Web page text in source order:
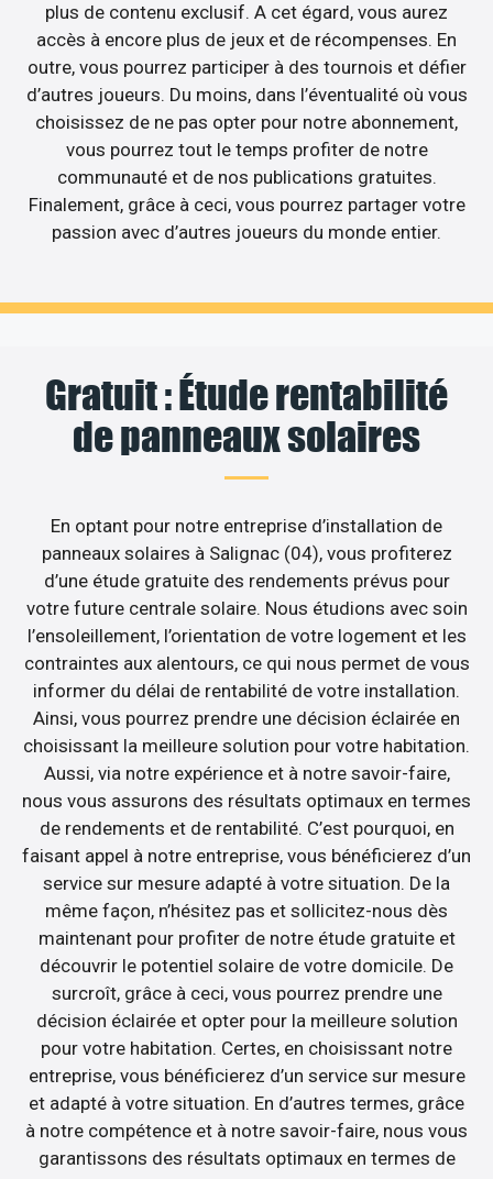
plus de contenu exclusif. A cet égard, vous aurez
accès à encore plus de jeux et de récompenses. En
outre, vous pourrez participer à des tournois et défier
d’autres joueurs. Du moins, dans l’éventualité où vous
choisissez de ne pas opter pour notre abonnement,
vous pourrez tout le temps profiter de notre
communauté et de nos publications gratuites.
Finalement, grâce à ceci, vous pourrez partager votre
passion avec d’autres joueurs du monde entier.
Gratuit : Étude rentabilité
de panneaux solaires
En optant pour notre entreprise d’installation de
panneaux solaires à Salignac (04), vous profiterez
d’une étude gratuite des rendements prévus pour
votre future centrale solaire. Nous étudions avec soin
l’ensoleillement, l’orientation de votre logement et les
contraintes aux alentours, ce qui nous permet de vous
informer du délai de rentabilité de votre installation.
Ainsi, vous pourrez prendre une décision éclairée en
choisissant la meilleure solution pour votre habitation.
Aussi, via notre expérience et à notre savoir-faire,
nous vous assurons des résultats optimaux en termes
de rendements et de rentabilité. C’est pourquoi, en
faisant appel à notre entreprise, vous bénéficierez d’un
service sur mesure adapté à votre situation. De la
même façon, n’hésitez pas et sollicitez-nous dès
maintenant pour profiter de notre étude gratuite et
découvrir le potentiel solaire de votre domicile. De
surcroît, grâce à ceci, vous pourrez prendre une
décision éclairée et opter pour la meilleure solution
pour votre habitation. Certes, en choisissant notre
entreprise, vous bénéficierez d’un service sur mesure
et adapté à votre situation. En d’autres termes, grâce
à notre compétence et à notre savoir-faire, nous vous
garantissons des résultats optimaux en termes de